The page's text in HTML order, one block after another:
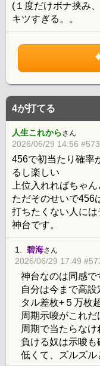
(１度だけボナ挟み
キツすぎる。。
4が打てる
人生これからさん
2026/06/29 14:56
456で初当たり確率
るし楽しい
上位入れればちゃ
ただそのせいで456
打ちたくない人には
神台です。
1. 碧海さん
2026/06/29 17:49
神台なのは同感で
自分は今まで高
タル差枚+５万枚
周期示唆がこれ
周期で当たらなけ
負ける奴は示唆
低くて、ズルズル